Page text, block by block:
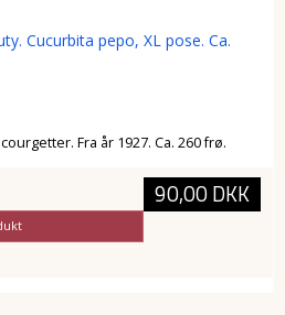
Cucurbita pepo, XL pose. Ca.
Fra år 1927. Ca. 260 frø.
90,00 DKK